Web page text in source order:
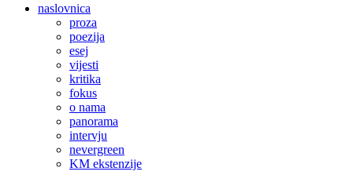
naslovnica
proza
poezija
esej
vijesti
kritika
fokus
o nama
panorama
intervju
nevergreen
KM ekstenzije